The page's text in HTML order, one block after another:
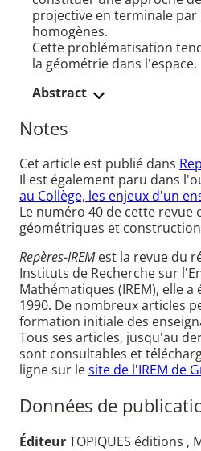
projective en terminale par
homogènes.
Cette problématisation
la géométrie dans l'espace.
Abstract
Notes
Cet article est publié dans
Il est également paru dans
au Collège, les enjeux d'un
Le numéro 40 de cette revue
géométriques et
Repères-IREMest la revue du
Instituts de Recherche sur
Mathématiques (IREM), elle
1990. De nombreux articles
formation initiale des
Tous ses articles, jusqu'au
sont consultables et
ligne sur lesite de l'IREM de
Données de
ÉditeurTOPIQUES éditions ,